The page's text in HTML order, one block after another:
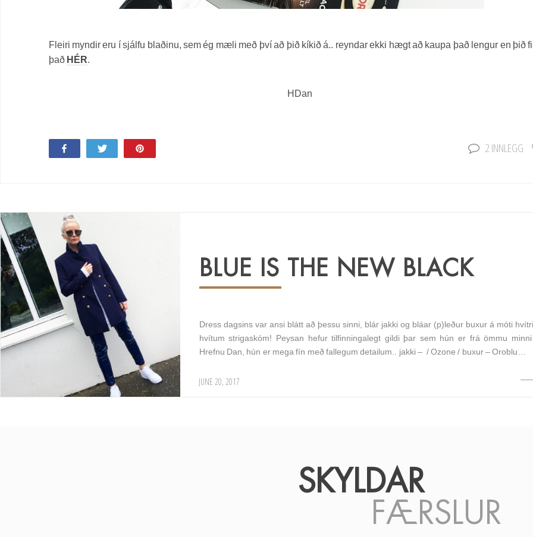
Fleiri myndir eru í sjálfu blaðinu, sem ég mæli með því að þið kíkið á.. reyndar ekki hægt að kaupa það lengur en þið
það HÉR.
HDan
Share Tweet 2 INNLEGG
BLUE IS THE NEW BLACK
Dress dagsins var ansi blátt að þessu sinni, blár jakki og bláar (p)leður buxur á móti
hvítum strigaskóm! Peysan hefur tilfinningalegt gildi þar sem hún er frá ömmu
Hrefnu Dan, hún er mega fín með fallegum detailum.. jakki – / Ozone / buxur – Oroblu…
JUNE 20, 2017
SKYLDAR
FÆRSLUR